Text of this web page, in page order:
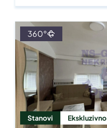
Stanovi Ekskluzivno
360°